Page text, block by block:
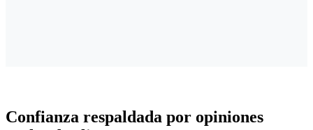
Confianza respaldada por opiniones